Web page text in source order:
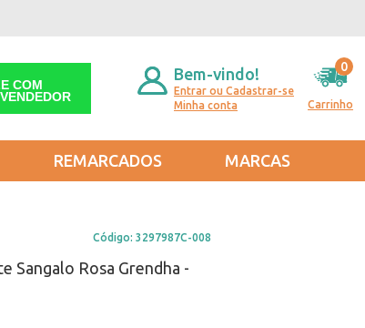
COM
Bem-vindo!
Entrar ou Cadastrar-se
Minha conta
Carrinho
0
REMARCADOS MARCAS
Código: 3297987C-008
Sangalo Rosa Grendha -